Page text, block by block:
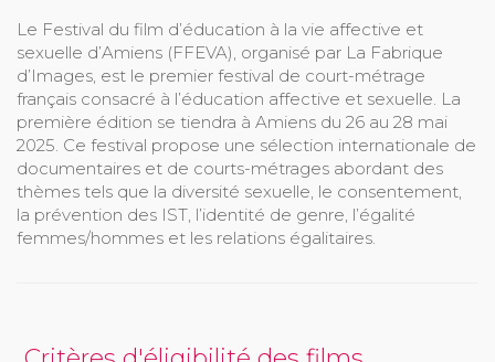
Le Festival du film d’éducation à la vie affective et
sexuelle d’Amiens (FFEVA), organisé par La Fabrique
d’Images, est le premier festival de court-métrage
français consacré à l’éducation affective et sexuelle. La
première édition se tiendra à Amiens du 26 au 28 mai
2025. Ce festival propose une sélection internationale de
documentaires et de courts-métrages abordant des
thèmes tels que la diversité sexuelle, le consentement,
la prévention des IST, l’identité de genre, l’égalité
femmes/hommes et les relations égalitaires.